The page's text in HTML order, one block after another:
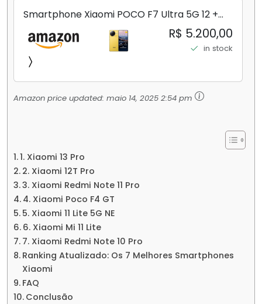
Smartphone Xiaomi POCO F7 Ultra 5G 12 +
256GB/16+512GB Processador Snapdragon 8
Elite Top de Linha Chip VisionBoost D7 para
Jogos Pesados Tela Flow AMOLED 2K...
R$ 5.200,00
in stock
Amazon price updated: maio 14, 2025 2:54 pm
1. Xiaomi 13 Pro
2. Xiaomi 12T Pro
3. Xiaomi Redmi Note 11 Pro
4. Xiaomi Poco F4 GT
5. Xiaomi 11 Lite 5G NE
6. Xiaomi Mi 11 Lite
7. Xiaomi Redmi Note 10 Pro
Ranking Atualizado: Os 7 Melhores Smartphones
Xiaomi
FAQ
Conclusão